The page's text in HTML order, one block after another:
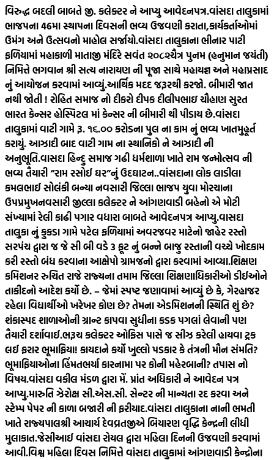
વિરુદ્ધ બદલી બાબતે જી. કલેક્ટર ને આપ્યુ આવેદનપત્ર.વાંસદા તાલુકામાં
ભાજપના 46મા સ્થાપના દિવસની ભવ્ય ઉજવણી કરાતા,કાર્યકર્તાઓમાં
ઉમંગ અને ઉત્સવનો માહોલ સર્જાયો.વાંસદા તાલુકાના ભીનાર પાટી
ફળિયામાં મહાકાળી માતાજી મંદિરે સવંત ‌‌૨૦૮૨ચૈત્ર‌ પુનમ (હનુમાન જયંતી)
નિમિત્તે ભગવાન શ્રી સત્ય નારાયણ ની પૂજા સાથે મહાયજ્ઞ અને મહાપ્રસાદ
નું આયોજન કરવામાં આવ્યું.આર્થિક મદદ જરૂરથી કરજો. બીમારી જાત
નથી જોતી ! રોહિત સમાજ નો દીકરો દીપક દીલીપભાઇ ચૌહાણ સુરત
ભારત કેન્સર હોસ્પિટલ માં કેન્સર ની બીમારી થી પીડાય છે.વાંસદા
તાલુકામાં વાટી ગામે રૂ. ૧૬.૦૦ કરોડના પુલ ના કામ નું ભવ્ય ખાતમુહૂર્ત
કરાયું. આઝાદી બાદ વાટી ગામ ના સ્થાનિકો ને આઝાદી ની
અનુભૂતિ.વાસદા હિન્દુ સમાજ ગઢી ધર્મશાળા ખાતે રામ જન્મોત્સવ ની
ભવ્ય તૈયારી “રામ રસોઈ ઘર”નું ઉદઘાટન..વાંસદાના લોક લાડીલા
કમલભાઈ સોલંકી બન્યા નવસારી જિલ્લા ભાજપ યુવા મોરચાના
ઉપપ્રમુખનવસારી જીલ્લા કલેક્ટર ને આંગણવાડી બહેનો એ મોટી
સંખ્યામાં રેલી કાઢી પગાર વધારા બાબતે આવેદનપત્ર આપ્યુ.વાસદા
તાલુકા નું કુકડા ગામે પટેલ ફળિયામાં અવરજવર માટેનો જાહેર રસ્તો
સરપંચ દ્વારા જ જે સી બી વડે 3 ફૂટ નું બન્ને બાજુ રસ્તાની વચ્ચે ખોદકામ
કરી રસ્તો બંધ કરવાના આક્ષેપો ગ્રામજનો દ્વારા કરવામાં આવ્યા.શિક્ષણ
કમિશનર રુચિત રાજે રાજ્યના તમામ જિલ્લા શિક્ષણાધિકારીઓ ડીઈઓને
તાકીદનો આદેશ કર્યો છે. – જેમાં સ્પષ્ટ જણાવામાં આવ્યું છે કે, ગેરહાજર
રહેલા વિદ્યાર્થીઓ ખરેખર કોણ છે? તેમના એડમિશનની સ્થિતિ શું છે?
શંકાસ્પદ શાળાઓની ગ્રાન્ટ કાપવા સુધીના કડક પગલાં લેવાની પણ
તૈયારી દર્શાવાઈ.ભરૂચ કલેક્ટર ઓફિસ પાસે જ સીઝ કરેલી હાયવા ટ્રક
લઈ ફરાર ભૂમાફિયા! કાયદાને કર્યો ખુલ્લો પડકાર કે તંત્રની મૌન સંમતિ?
ભૂમાફિયાઓના હિંમતભર્યા કારનામા પર કોની મહેરબાની? તપાસ નો
વિષય.વાંસદા વકીલ મંડળ દ્વારા મેં. પ્રાંત અધિકારી ને આવેદન પત્ર
આપ્યુ.મારુતિ ઝેરોક્ષ સી.એસ.સી. સેન્ટર ની માન્યતા રદ કરવા અને
સ્ટેમ્પ પેપર ની કાળા બજારી ની ફરીયાદ.વાંસદા તાલુકાના નાની ભમતી
ખાતે રાજ્યપાલશ્રી આચાર્ય દેવવ્રતજીએ બિયારણ વૃદ્ધિ કેન્દ્રની લીધી
મુલાકાત.જેસીઆઈ વાંસદા રોયલ દ્વારા મહિલા દિનની ઉજવણી કરવામાં
આવી.વિશ્વ મહિલા દિવસ નિમિત્તે વાંસદા તાલુકામાં આંગણવાડી કેન્દ્રોના